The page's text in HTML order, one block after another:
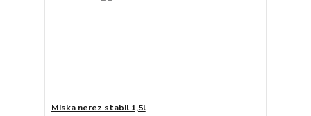
Miska nerez stabil 1,5l